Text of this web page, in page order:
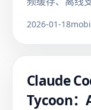
2026-01-18
Claude
Tycoon：